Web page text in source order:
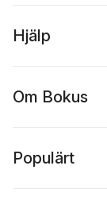
Hjälp
Om Bokus
Populärt